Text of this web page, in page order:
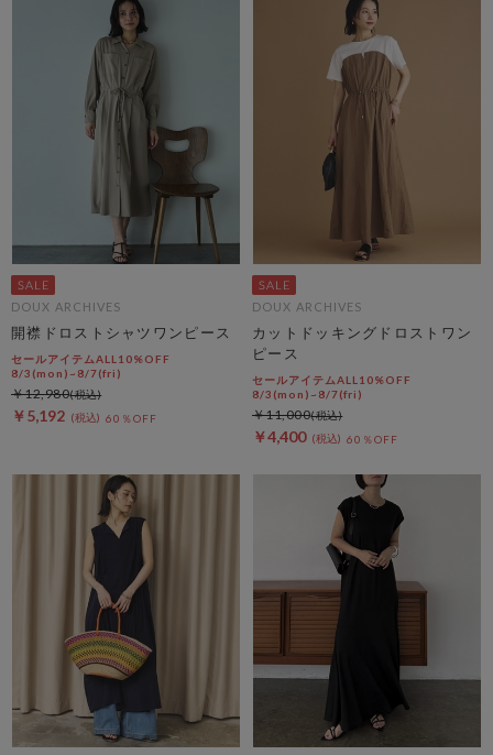
DOUX ARCHIVES
開襟ドロストシャツワンピース
セールアイテムALL10%OFF
8/3(mon)~8/7(fri)
￥5,192 60％OFF
￥12,980
DOUX ARCHIVES
カットドッキングドロストワン
ピース
セールアイテムALL10%OFF
8/3(mon)~8/7(fri)
￥4,400 60％OFF
￥11,000